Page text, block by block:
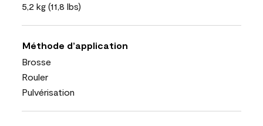
5,2 kg (11,8 lbs)
Méthode d’application
Brosse
Rouler
Pulvérisation